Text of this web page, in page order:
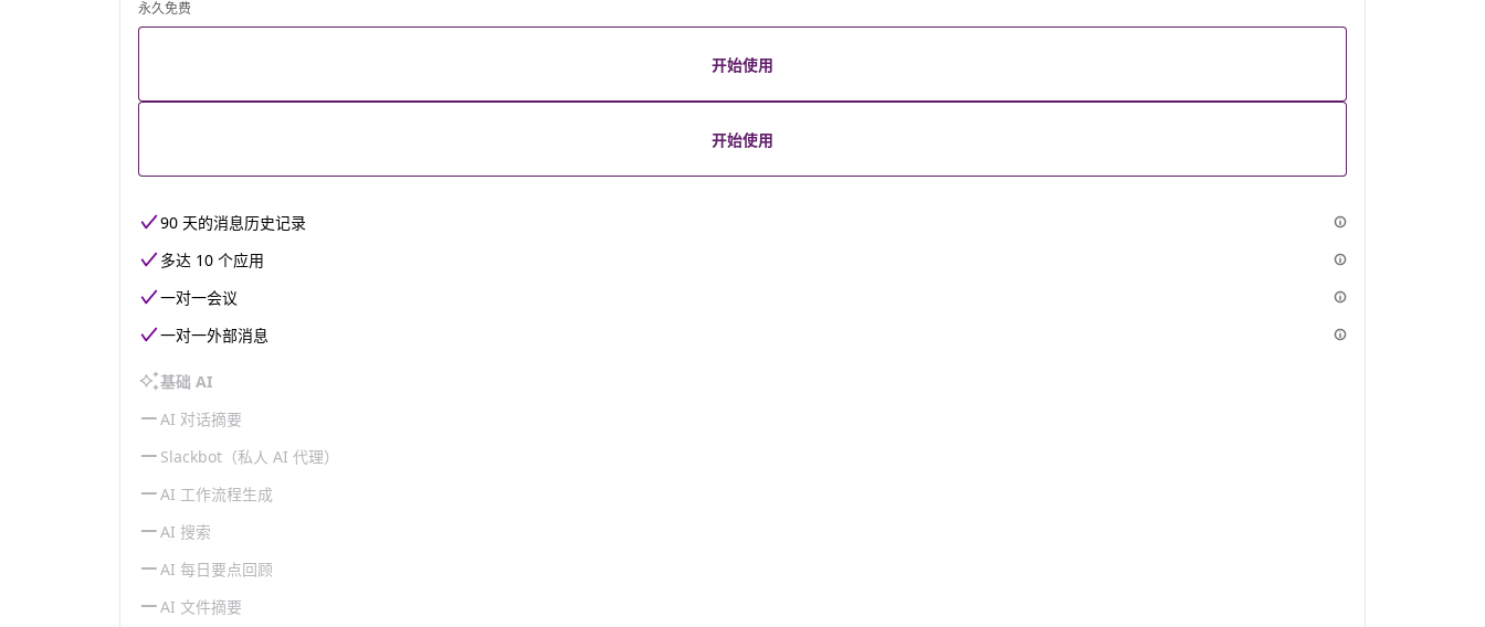
永久免费
开始使用
开始使用
90 天的消息历史记录
多达 10 个应用
一对一会议
一对一外部消息
基础 AI
AI 对话摘要
Slackbot（私人 AI 代理）
AI 工作流程生成
AI 搜索
AI 每日要点回顾
AI 文件摘要